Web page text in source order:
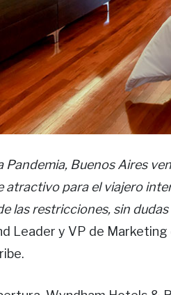
Pandemia, Buenos Aires
atractivo para el viajero
las restricciones, sin
Leader y VP de